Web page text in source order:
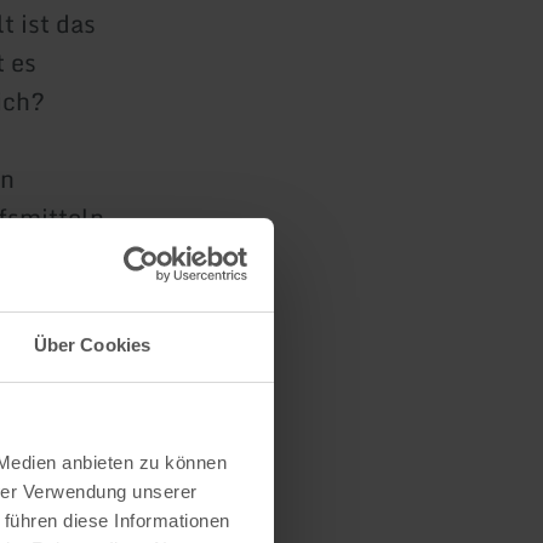
Über Cookies
anbieten zu können
Verwendung unserer
diese Informationen
ist das
etwas
nur